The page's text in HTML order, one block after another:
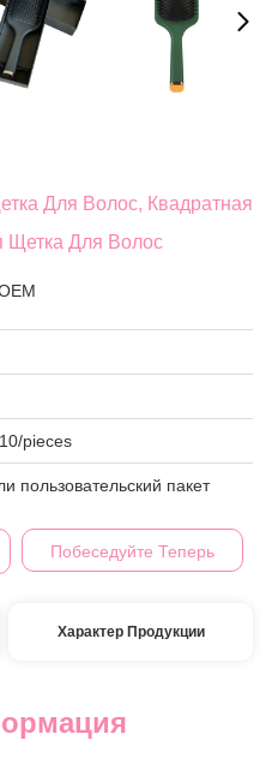
Для Волос, Квадратная
Щетка Для Волос
pieces
пользовательский пакет
Побеседуйте Теперь
Характер Продукции